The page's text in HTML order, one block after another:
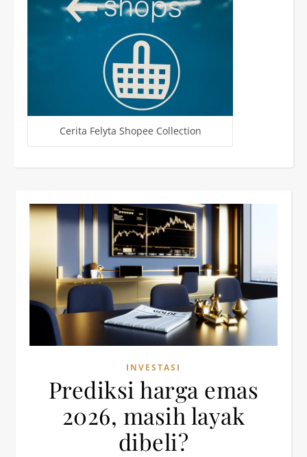
Cerita Felyta Shopee Collection
INVESTASI
Prediksi harga emas
2026, masih layak
dibeli?